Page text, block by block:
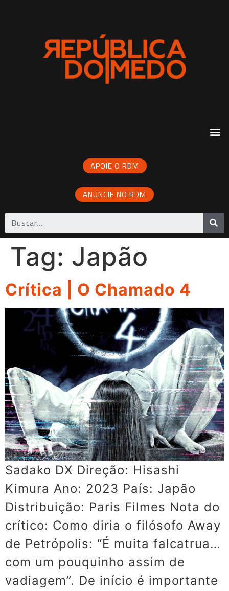
APOIE O RDM
ANUNCIE NO RDM
Tag: Japão
Crítica | O Chamado 4
Sadako DX Direção: Hisashi
Kimura Ano: 2023 País: Japão
Distribuição: Paris Filmes Nota do
crítico: Como diria o filósofo Away
de Petrópolis: “É muita falcatrua…
com um pouquinho assim de
vadiagem”. De início é importante